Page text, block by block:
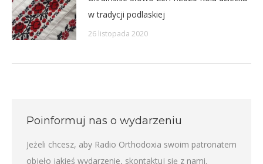
w tradycji podlaskiej
26 listopada 2020
Poinformuj nas o wydarzeniu
Jeżeli chcesz, aby Radio Orthodoxia swoim patronatem
objęło jakieś wydarzenie, skontaktuj się z nami.